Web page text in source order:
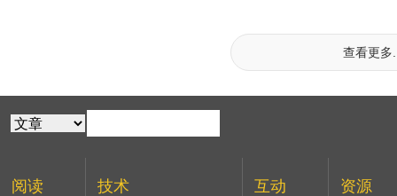
查看更多
阅读 技术 互动 资源